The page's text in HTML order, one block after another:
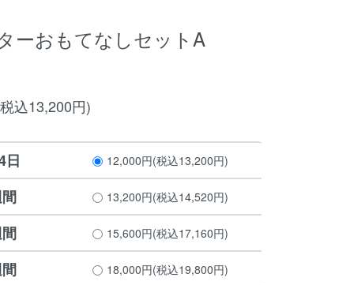
ーおもてなしセットA
込13,200円)
日 12,000円(税込13,200円)
13,200円(税込14,520円)
15,600円(税込17,160円)
18,000円(税込19,800円)